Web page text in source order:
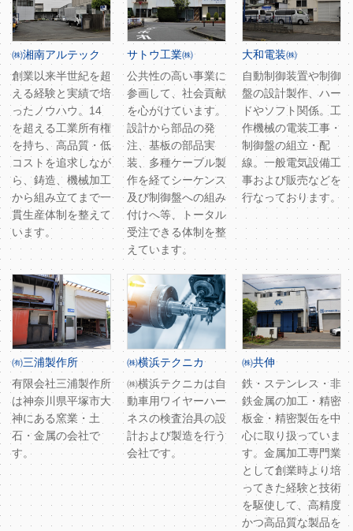
㈱湘南アルテック
創業以来半世紀を超
える経験と実績で培
ったノウハウ。14
を超える工業所有権
を持ち、高品質・低
コストを追求しなが
ら、鋳造、機械加工
から組み立てまで一
貫生産体制を整えて
います。
サトウ工業㈱
公共性の高い事業に
参画して、社会貢献
を心がけています。
設計から部品の発
注、基板の部品実
装、多種ケーブル製
作を経てシーケンス
及び制御盤への組み
付けへ等、トータル
受注できる体制を整
えています。
大和電装㈱
自動制御装置や制御
盤の設計製作、ハー
ドやソフト関係。工
作機械の電装工事・
制御盤の組立・配
線。一般電気設備工
事および販売などを
行なっております。
㈲三浦製作所
有限会社三浦製作所
は神奈川県平塚市大
神にある窯業・土
石・金属の会社で
す。
㈱横浜テクニカ
㈱横浜テクニカは自
動車用ワイヤーハー
ネスの検査治具の設
計および製造を行う
会社です。
㈱共伸
鉄・ステンレス・非
鉄金属の加工・精密
板金・精密製缶を中
心に取り扱っていま
す。金属加工専門業
として創業時より培
ってきた経験と技術
を駆使して、高精度
かつ高品質な製品を